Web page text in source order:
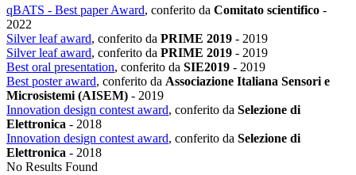
qBATS - Best paper Award, conferito da Comitato scientifico -
2022
Silver leaf award, conferito da PRIME 2019 - 2019
Silver leaf award, conferito da PRIME 2019 - 2019
Best oral presentation, conferito da SIE2019 - 2019
Best poster award, conferito da Associazione Italiana Sensori e
Microsistemi (AISEM) - 2019
Innovation design contest award, conferito da Selezione di
Elettronica - 2018
Innovation design contest award, conferito da Selezione di
Elettronica - 2018
No Results Found